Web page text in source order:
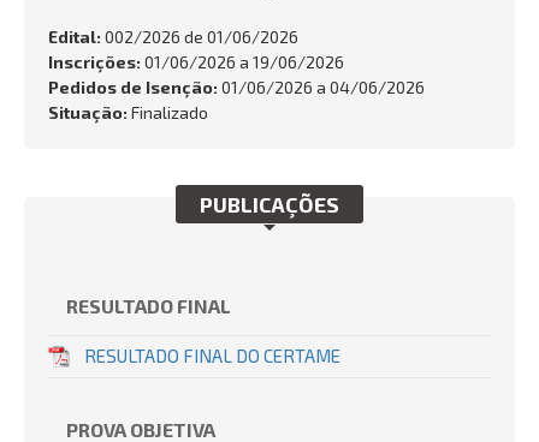
Busca:
BUSCAR
Edital: 002/2026 de 01/06/2026
Inscrições: 01/06/2026 a 19/06/2026
Pedidos de Isenção: 01/06/2026 a 04/06/2026
Situação: Finalizado
PUBLICAÇÕES
RESULTADO FINAL
RESULTADO FINAL DO CERTAME
PROVA OBJETIVA